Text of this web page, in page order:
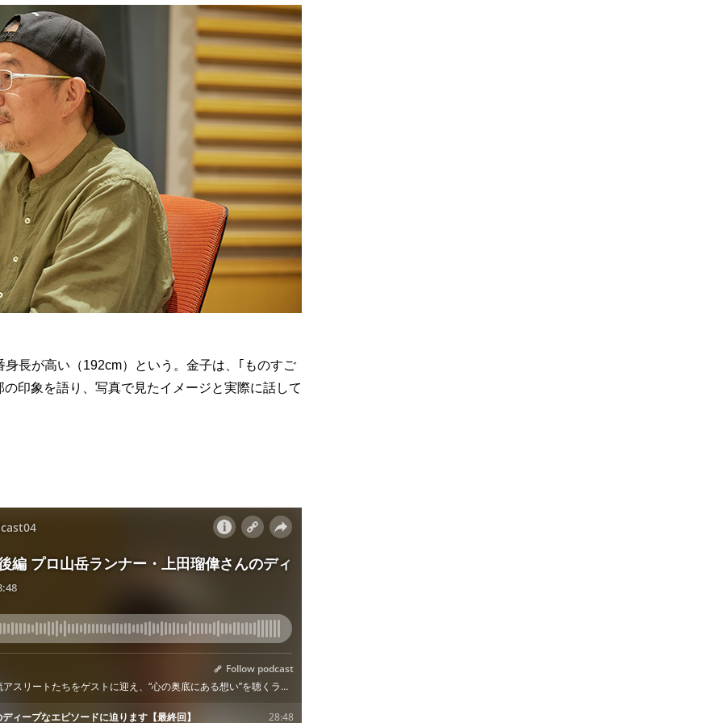
長が高い（192cm）という。金子は、｢ものすご
印象を語り、写真で見たイメージと実際に話して